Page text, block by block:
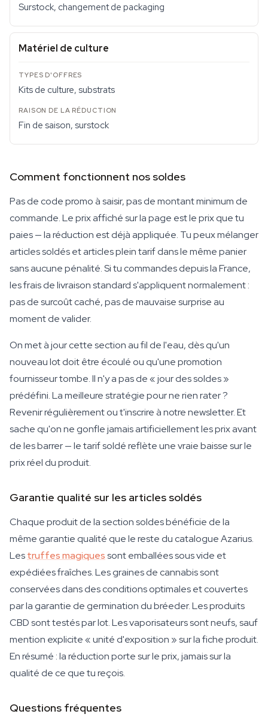
Surstock, changement de packaging
Matériel de culture
Kits de culture, substrats
Fin de saison, surstock
Comment fonctionnent nos soldes
Pas de code promo à saisir, pas de montant minimum de
commande. Le prix affiché sur la page est le prix que tu
paies — la réduction est déjà appliquée. Tu peux mélanger
articles soldés et articles plein tarif dans le même panier
sans aucune pénalité. Si tu commandes depuis la France,
les frais de livraison standard s'appliquent normalement :
pas de surcoût caché, pas de mauvaise surprise au
moment de valider.
On met à jour cette section au fil de l'eau, dès qu'un
nouveau lot doit être écoulé ou qu'une promotion
fournisseur tombe. Il n'y a pas de « jour des soldes »
prédéfini. La meilleure stratégie pour ne rien rater ?
Revenir régulièrement ou t'inscrire à notre newsletter. Et
sache qu'on ne gonfle jamais artificiellement les prix avant
de les barrer — le tarif soldé reflète une vraie baisse sur le
prix réel du produit.
Garantie qualité sur les articles soldés
Chaque produit de la section soldes bénéficie de la
même garantie qualité que le reste du catalogue Azarius.
Lestruffes magiquessont emballées sous vide et
expédiées fraîches. Les graines de cannabis sont
conservées dans des conditions optimales et couvertes
par la garantie de germination du bréeder. Les produits
CBD sont testés par lot. Les vaporisateurs sont neufs, sauf
mention explicite « unité d'exposition » sur la fiche produit.
En résumé : la réduction porte sur le prix, jamais sur la
qualité de ce que tu reçois.
Questions fréquentes